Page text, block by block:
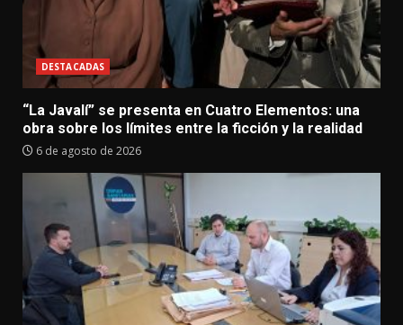
DESTACADAS
“La Javalí” se presenta en Cuatro Elementos: una
obra sobre los límites entre la ficción y la realidad
6 de agosto de 2026